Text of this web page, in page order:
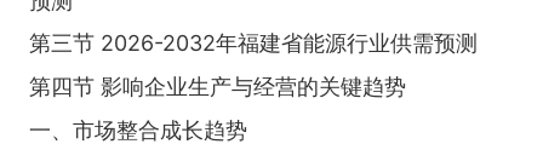
第三节 2026-2032年福建省能源行业供需预测
第四节 影响企业生产与经营的关键趋势
一、市场整合成长趋势